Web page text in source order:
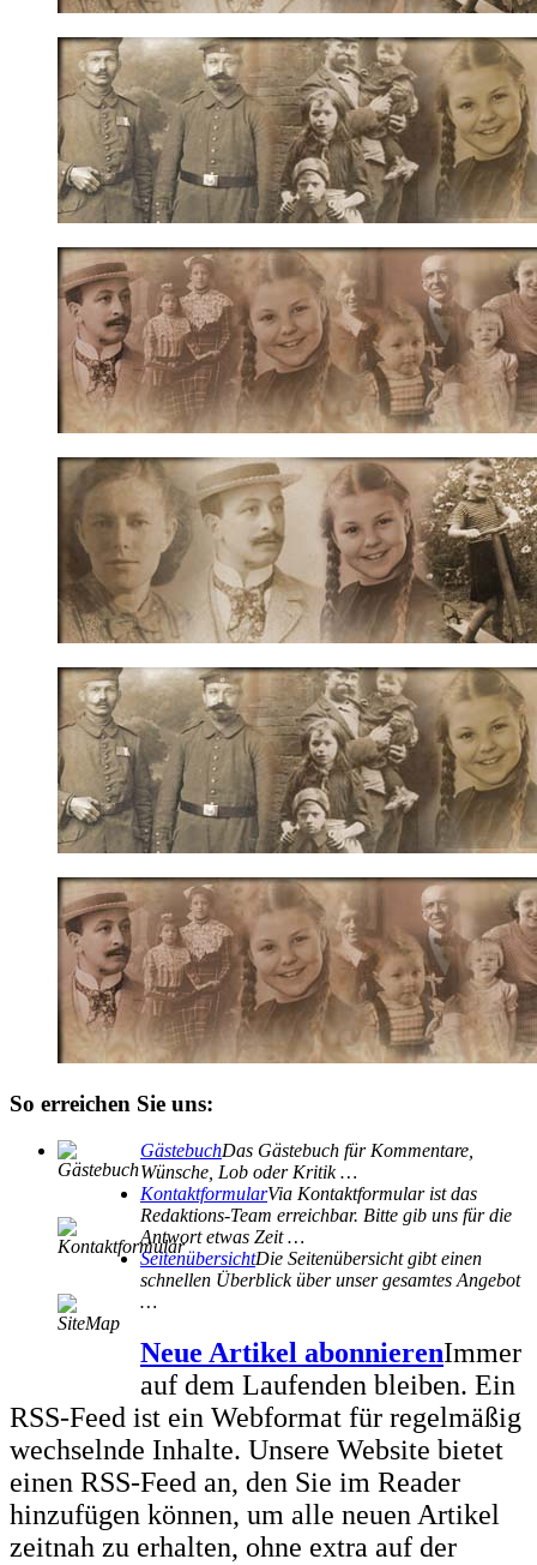
So erreichen Sie uns:
GästebuchDas Gästebuch für Kommentare,
Wünsche, Lob oder Kritik …
KontaktformularVia Kontaktformular ist das
Redaktions-Team erreichbar. Bitte gib uns für die
Antwort etwas Zeit …
SeitenübersichtDie Seitenübersicht gibt einen
schnellen Überblick über unser gesamtes Angebot
…
Neue Artikel abonnierenImmer
auf dem Laufenden bleiben. Ein
RSS-Feed ist ein Webformat für regelmäßig
wechselnde Inhalte. Unsere Website bietet
einen RSS-Feed an, den Sie im Reader
hinzufügen können, um alle neuen Artikel
zeitnah zu erhalten, ohne extra auf der